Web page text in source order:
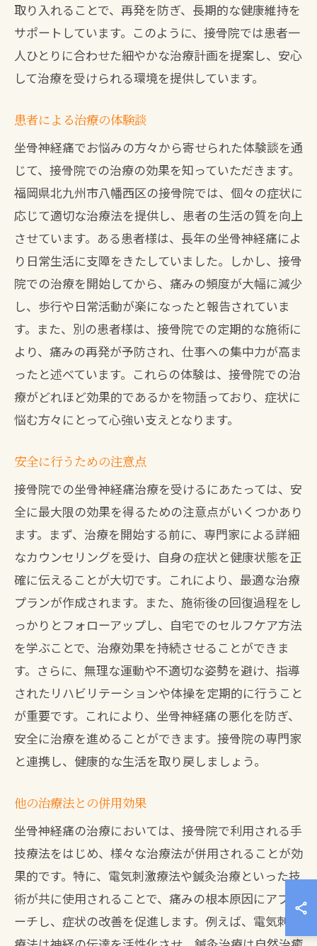
取り入れることで、再発を防ぎ、長期的な健康維持を
サポートしています。このように、接骨院では患者一
人ひとりに合わせた細やかな治療計画を提案し、安心
して治療を受けられる環境を提供しています。
患者による治療の体験談
坐骨神経痛でお悩みの方々から寄せられた体験談を通
じて、接骨院での治療の効果を知っていただきます。
福岡県北九州市八幡西区の接骨院では、個々の症状に
応じて適切な治療法を提供し、患者の生活の質を向上
させています。ある患者様は、長年の坐骨神経痛によ
り日常生活に支障をきたしていました。しかし、接骨
院での治療を開始してから、痛みの頻度が大幅に減少
し、歩行や日常活動が楽になったと報告されていま
す。また、別の患者様は、接骨院での定期的な施術に
より、痛みの再発が予防され、仕事への集中力が高ま
ったと述べています。これらの体験は、接骨院での治
療がどれほど効果的であるかを物語っており、症状に
悩む方々にとって心強い支えとなります。
安全に行うための注意点
接骨院での坐骨神経痛治療を受けるにあたっては、安
全に最大限の効果を得るための注意点がいくつかあり
ます。まず、治療を開始する前に、専門家による詳細
なカウンセリングを受け、自身の症状と健康状態を正
確に伝えることが大切です。これにより、最適な治療
プランが作成されます。また、施術後の回復過程をし
っかりとフォローアップし、自宅でのセルフケア方法
を学ぶことで、治療効果を持続させることができま
す。さらに、無理な運動や不適切な姿勢を避け、指導
されたリハビリテーションや体操を定期的に行うこと
が重要です。これにより、坐骨神経痛の悪化を防ぎ、
安全に治療を進めることができます。接骨院の専門家
と連携し、健康的な生活を取り戻しましょう。
他の治療法との併用効果
坐骨神経痛の治療においては、接骨院で利用される手
技療法をはじめ、様々な治療法が併用されることが効
果的です。特に、電気刺激療法や鍼灸治療といった技
術が共に使用されることで、痛みの根本原因にアプロ
ーチし、症状の改善を促進します。例えば、電気刺激